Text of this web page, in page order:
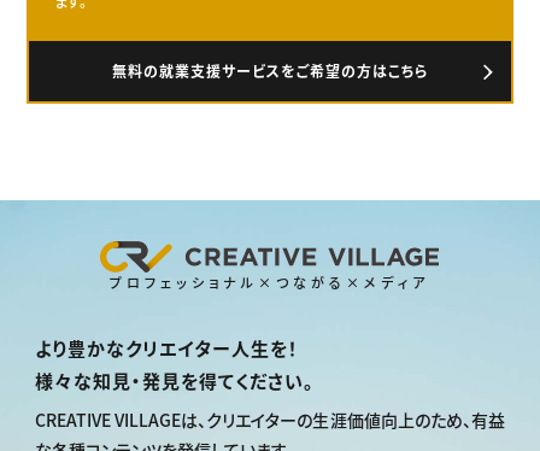
無料の就業支援サービスをご希望の方はこちら
プロフェッショナル×つながる×メディア
より豊かなクリエイター人生を！
様々な知見・発見を得てください。
CREATIVE VILLAGEは、クリエイターの生涯価値向上のため、有益